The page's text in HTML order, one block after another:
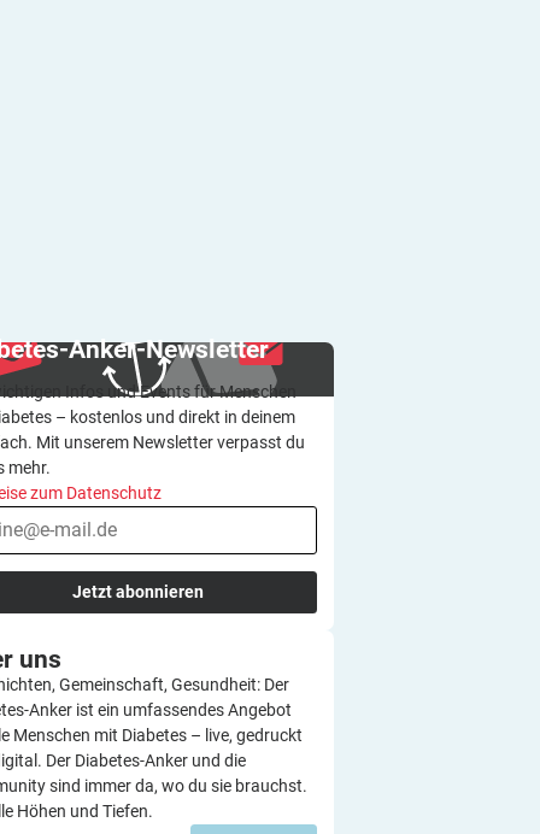
Anker-Newsletter
Infos und Events für Menschen
– kostenlos und direkt in deinem
Mit unserem Newsletter verpasst du
mehr.
zum Datenschutz
Jetzt abonnieren
uns
Gemeinschaft, Gesundheit: Der
Anker ist ein umfassendes Angebot
Menschen mit Diabetes – live, gedruckt
Der Diabetes-Anker und die
sind immer da, wo du sie brauchst.
Höhen und Tiefen.